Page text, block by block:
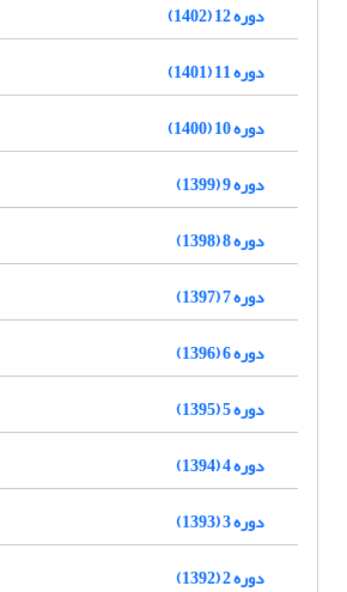
دوره 12 (1402)
دوره 11 (1401)
دوره 10 (1400)
دوره 9 (1399)
دوره 8 (1398)
دوره 7 (1397)
دوره 6 (1396)
دوره 5 (1395)
دوره 4 (1394)
دوره 3 (1393)
دوره 2 (1392)